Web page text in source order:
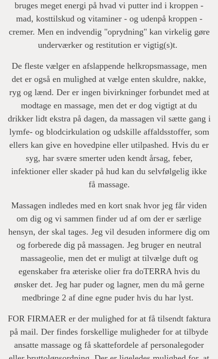
bruges meget energi på hvad vi putter ind i kroppen -
mad, kosttilskud og vitaminer - og udenpå kroppen -
cremer. Men en indvendig "oprydning" kan virkelig gøre
underværker og restitution er vigtig(s)t.
De fleste vælger en afslappende helkropsmassage, men
det er også en mulighed at vælge enten skuldre, nakke,
ryg og lænd. Der er ingen bivirkninger forbundet med at
modtage en massage, men det er dog vigtigt at du
drikker lidt ekstra på dagen, da massagen vil sætte gang i
lymfe- og blodcirkulation og udskille affaldsstoffer, som
ellers kan give en hovedpine eller utilpashed. Hvis du er
syg, har svære smerter uden kendt årsag, feber,
infektioner eller skader på hud kan du selvfølgelig ikke
få massage.
Massagen indledes med en kort snak hvor jeg får viden
om dig og vi sammen finder ud af om der er særlige
hensyn, der skal tages. Jeg vil desuden informere dig om
og forberede dig på massagen. Jeg bruger en neutral
massageolie, men det er muligt at tilvælge duft og
egenskaber fra æteriske olier fra doTERRA hvis du
ønsker det. Jeg har puder og lagner, men du må gerne
medbringe 2 af dine egne puder hvis du har lyst.
FOR FIRMAER er der mulighed for at få tilsendt faktura
på mail. Der findes forskellige muligheder for at tilbyde
ansatte massage og få skattefordele af personalegoder